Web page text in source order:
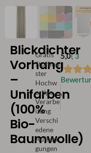
Blickdichter
Vorhang
–
Unifarben
(100%
Bio-
Baumwolle)
Gratis
Stoffmu
ster
Hochw
ertige
Verarbe
itung
Verschi
edene
Aufhän
gungen
5,0( 3